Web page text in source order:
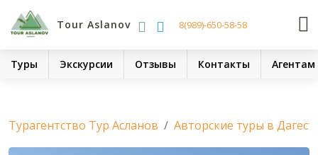
Tour Aslanov 8(989)-650-58-58
Туры Экскурсии Отзывы Контакты Агентам
Турагентство Тур Асланов Авторские туры в